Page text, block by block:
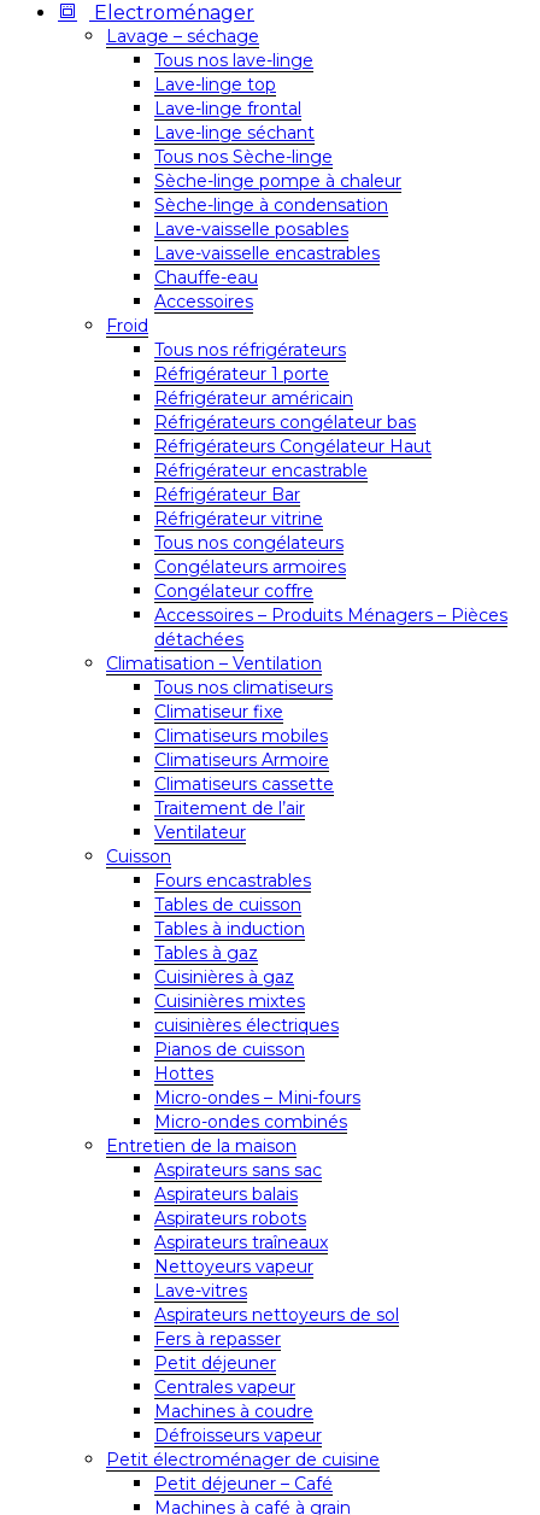
Electroménager
Lavage – séchage
Tous nos lave-linge
Lave-linge top
Lave-linge frontal
Lave-linge séchant
Tous nos Sèche-linge
Sèche-linge pompe à chaleur
Sèche-linge à condensation
Lave-vaisselle posables
Lave-vaisselle encastrables
Chauffe-eau
Accessoires
Froid
Tous nos réfrigérateurs
Réfrigérateur 1 porte
Réfrigérateur américain
Réfrigérateurs congélateur bas
Réfrigérateurs Congélateur Haut
Réfrigérateur encastrable
Réfrigérateur Bar
Réfrigérateur vitrine
Tous nos congélateurs
Congélateurs armoires
Congélateur coffre
Accessoires – Produits Ménagers – Pièces
détachées
Climatisation – Ventilation
Tous nos climatiseurs
Climatiseur fixe
Climatiseurs mobiles
Climatiseurs Armoire
Climatiseurs cassette
Traitement de l’air
Ventilateur
Cuisson
Fours encastrables
Tables de cuisson
Tables à induction
Tables à gaz
Cuisinières à gaz
Cuisinières mixtes
cuisinières électriques
Pianos de cuisson
Hottes
Micro-ondes – Mini-fours
Micro-ondes combinés
Entretien de la maison
Aspirateurs sans sac
Aspirateurs balais
Aspirateurs robots
Aspirateurs traîneaux
Nettoyeurs vapeur
Lave-vitres
Aspirateurs nettoyeurs de sol
Fers à repasser
Petit déjeuner
Centrales vapeur
Machines à coudre
Défroisseurs vapeur
Petit électroménager de cuisine
Petit déjeuner – Café
Machines à café à grain